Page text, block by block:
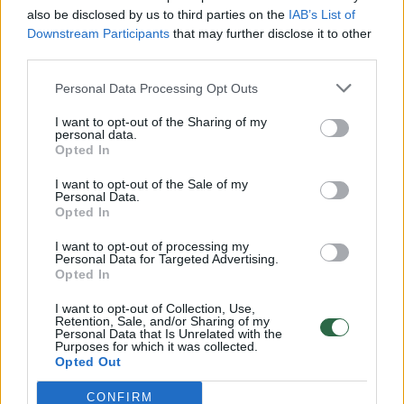
also be disclosed by us to third parties on the IAB’s List of
Downstream Participants that may further disclose it to other
Personal Data Processing Opt Outs
I want to opt-out of the Sharing of my
personal data.
Opted In
I want to opt-out of the Sale of my
Personal Data.
Opted In
I want to opt-out of processing my
Personal Data for Targeted Advertising.
Opted In
I want to opt-out of Collection, Use,
Retention, Sale, and/or Sharing of my
Personal Data that Is Unrelated with the
Purposes for which it was collected.
Opted Out
CONFIRM
Žinios | Lietuvos diena
00:00:57
Savaitės vidurys nusimato karštas: temperatūra kils iki
32 laipsnių šilumos
Žinios | Orai
00:00:59
Nufilmavo, kaip patvino Vilniaus Vakarinis aplinkkelis:
Žinios | Lietuvos diena
V. Zalužno pasisakymą laiko bandymu įsitvirtinti
Ukrainos politikoje: jis yra neteisus
Laidos